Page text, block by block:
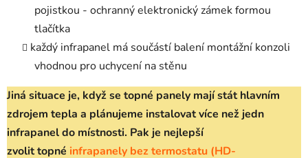
pojistkou - ochranný elektronický zámek formou
tlačítka
každý infrapanel má součástí balení montážní konzoli
vhodnou pro uchycení na stěnu
Jiná situace je, když se topné panely mají stát hlavním
zdrojem tepla a plánujeme instalovat více než jedn
infrapanel do místnosti. Pak je nejlepší
zvolit topné infrapanely bez termostatu (HD-